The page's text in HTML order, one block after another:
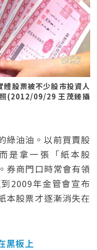
股票被不少股市投資人
(2012/09/29 王茂臻攝
綠油油。以前買賣股
是拿一張「紙本股
券商門口時常會有領
2009年金管會宣布
本股票才逐漸消失在
黑板上